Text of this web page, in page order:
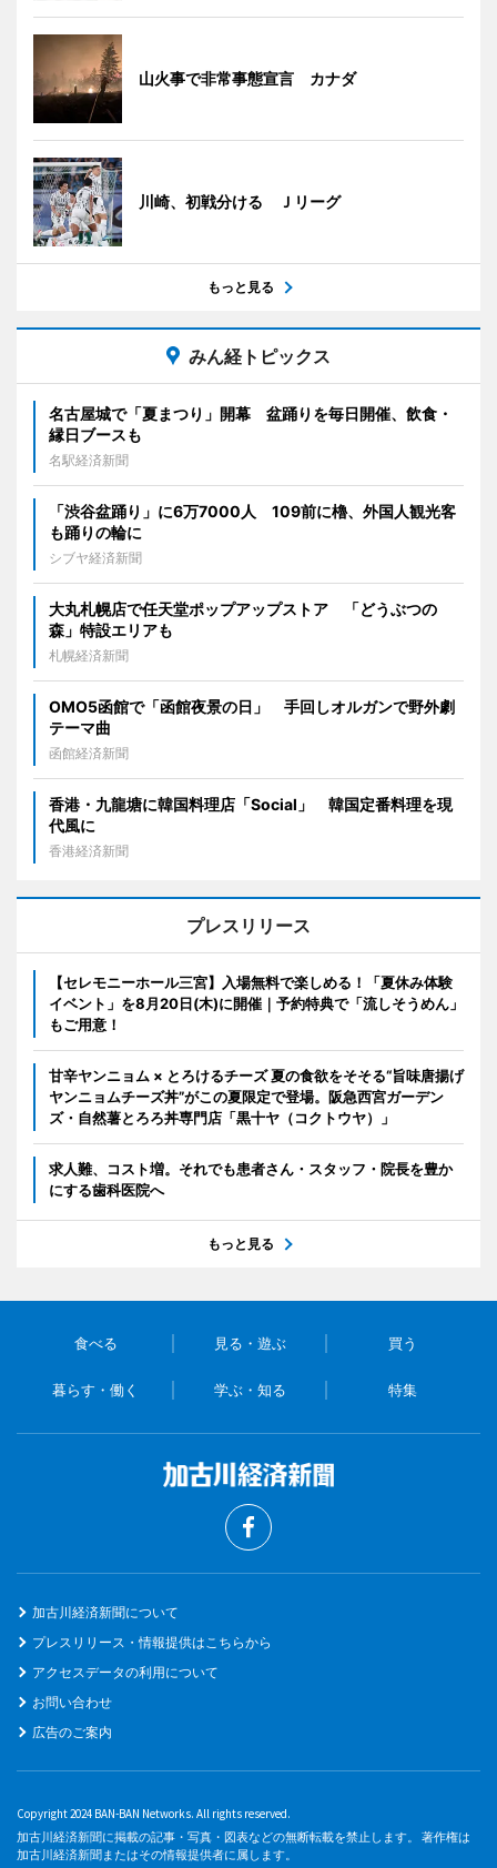
山火事で非常事態宣言 カナダ
川崎、初戦分ける Ｊリーグ
もっと見る
みん経トピックス
名古屋城で「夏まつり」開幕 盆踊りを毎日開催、飲食・
縁日ブースも
名駅経済新聞
「渋谷盆踊り」に6万7000人 109前に櫓、外国人観光客
も踊りの輪に
シブヤ経済新聞
大丸札幌店で任天堂ポップアップストア 「どうぶつの
森」特設エリアも
札幌経済新聞
OMO5函館で「函館夜景の日」 手回しオルガンで野外劇
テーマ曲
函館経済新聞
香港・九龍塘に韓国料理店「Social」 韓国定番料理を現
代風に
香港経済新聞
プレスリリース
【セレモニーホール三宮】入場無料で楽しめる！「夏休み体験
イベント」を8月20日(木)に開催｜予約特典で「流しそうめん」
もご用意！
甘辛ヤンニョム × とろけるチーズ 夏の食欲をそそる“旨味唐揚げ
ヤンニョムチーズ丼”がこの夏限定で登場。阪急西宮ガーデン
ズ・自然薯とろろ丼専門店「黒十ヤ（コクトウヤ）」
求人難、コスト増。それでも患者さん・スタッフ・院長を豊か
にする歯科医院へ
もっと見る
食べる 見る・遊ぶ 買う
暮らす・働く 学ぶ・知る 特集
加古川経済新聞について
プレスリリース・情報提供はこちらから
アクセスデータの利用について
お問い合わせ
広告のご案内
Copyright 2024 BAN-BAN Networks. All rights reserved.
加古川経済新聞に掲載の記事・写真・図表などの無断転載を禁止します。 著作権は
加古川経済新聞またはその情報提供者に属します。